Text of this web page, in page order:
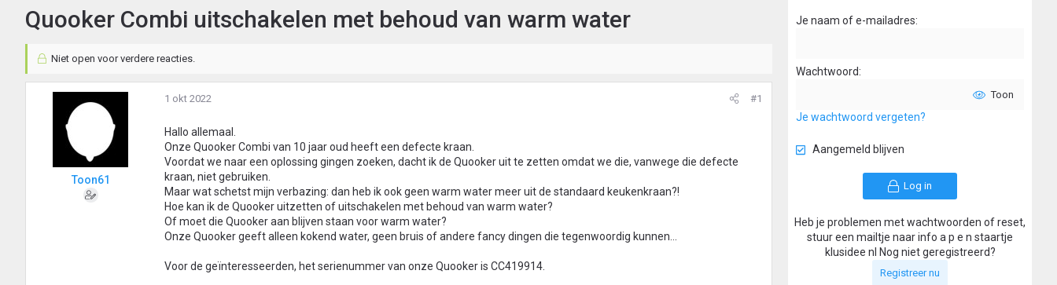
Quooker Combi uitschakelen met behoud van warm water
Niet open voor verdere reacties.
Toon61
1 okt 2022 #1
Hallo allemaal.
Onze Quooker Combi van 10 jaar oud heeft een defecte kraan.
Voordat we naar een oplossing gingen zoeken, dacht ik de Quooker uit te zetten omdat we die, vanwege die defecte
kraan, niet gebruiken.
Maar wat schetst mijn verbazing: dan heb ik ook geen warm water meer uit de standaard keukenkraan?!
Hoe kan ik de Quooker uitzetten of uitschakelen met behoud van warm water?
Of moet die Quooker aan blijven staan voor warm water?
Onze Quooker geeft alleen kokend water, geen bruis of andere fancy dingen die tegenwoordig kunnen...
Voor de geïnteresseerden, het serienummer van onze Quooker is CC419914.
Je naam of e-mailadres
Wachtwoord
Toon
Je wachtwoord vergeten?
Aangemeld blijven
Log in
Heb je problemen met wachtwoorden of reset,
stuur een mailtje naar info a p e n staartje
klusidee nl Nog niet geregistreerd?
Registreer nu